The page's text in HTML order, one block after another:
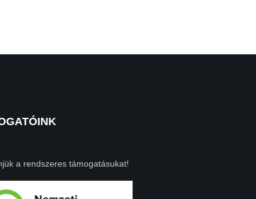
a rendszeres támogatásukat!